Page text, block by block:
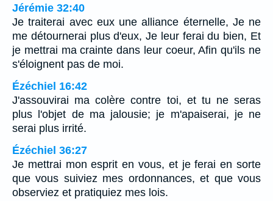
Jérémie 32:40
Je traiterai avec eux une alliance éternelle, Je ne
me détournerai plus d'eux, Je leur ferai du bien, Et
je mettrai ma crainte dans leur coeur, Afin qu'ils ne
s'éloignent pas de moi.
Ézéchiel 16:42
J'assouvirai ma colère contre toi, et tu ne seras
plus l'objet de ma jalousie; je m'apaiserai, je ne
serai plus irrité.
Ézéchiel 36:27
Je mettrai mon esprit en vous, et je ferai en sorte
que vous suiviez mes ordonnances, et que vous
observiez et pratiquiez mes lois.